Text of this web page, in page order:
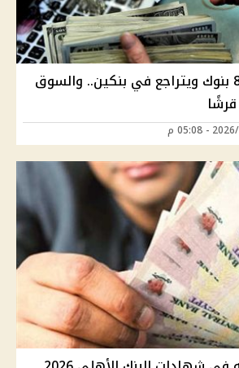
الدولار يرتفع في 8 بنوك ويتراجع في بنكين.. والسوق